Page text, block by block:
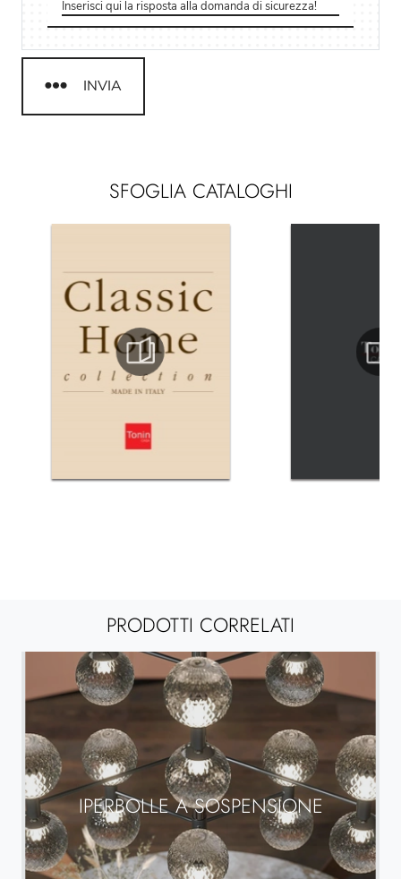
SFOGLIA CATALOGHI
INVIA
PRODOTTI CORRELATI
IPERBOLLE A SOSPENSIONE